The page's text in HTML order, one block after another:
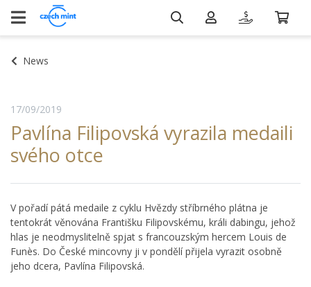
News
Pavlína Filipovská vyrazila medaili
svého otce
17/09/2019
V pořadí pátá medaile z cyklu Hvězdy stříbrného plátna je
tentokrát věnována Františku Filipovskému, králi dabingu, jehož
hlas je neodmyslitelně spjat s francouzským hercem Louis de
Funès. Do České mincovny ji v pondělí přijela vyrazit osobně
jeho dcera, Pavlína Filipovská.